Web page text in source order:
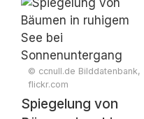
© ccnull.de Bilddatenbank,
flickr.com
Spiegelung von